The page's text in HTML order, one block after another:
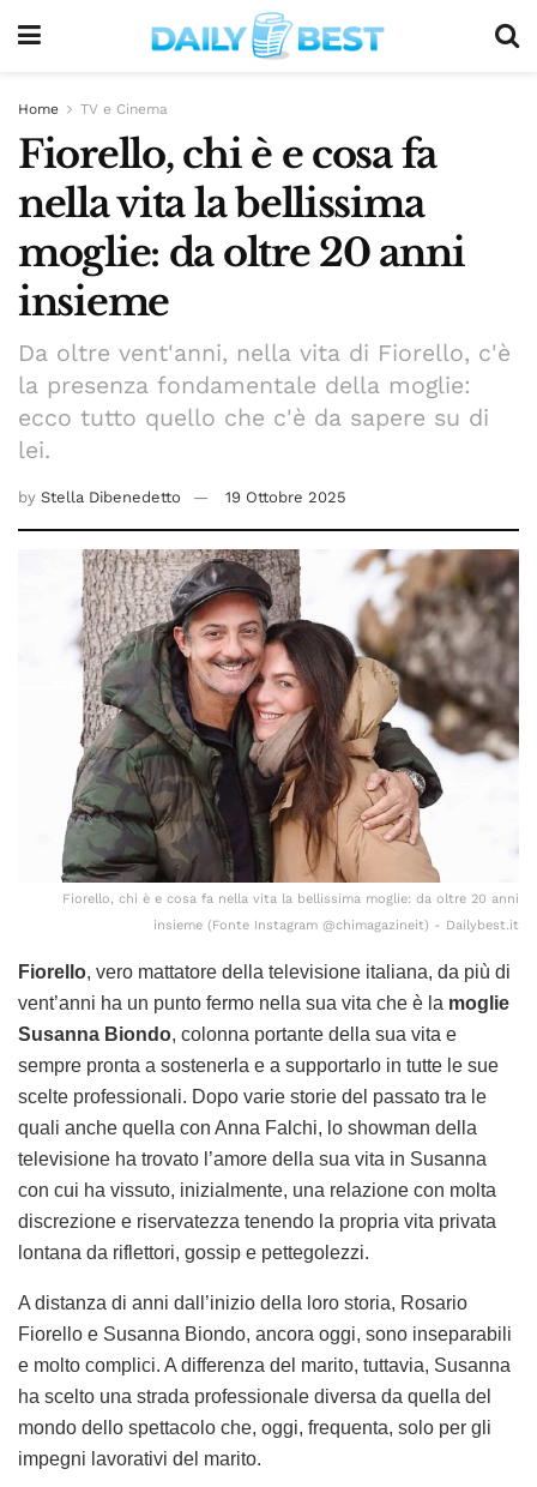
Home TV e Cinema
Fiorello, chi è e cosa fa
nella vita la bellissima
moglie: da oltre 20 anni
insieme
Da oltre vent'anni, nella vita di Fiorello, c'è
la presenza fondamentale della moglie:
ecco tutto quello che c'è da sapere su di
lei.
by Stella Dibenedetto 19 Ottobre 2025
Fiorello, chi è e cosa fa nella vita la bellissima moglie: da oltre 20 anni
insieme (Fonte Instagram @chimagazineit) - Dailybest.it
Fiorello, vero mattatore della televisione italiana, da più di
vent’anni ha un punto fermo nella sua vita che è la moglie
Susanna Biondo, colonna portante della sua vita e
sempre pronta a sostenerla e a supportarlo in tutte le sue
scelte professionali. Dopo varie storie del passato tra le
quali anche quella con Anna Falchi, lo showman della
televisione ha trovato l’amore della sua vita in Susanna
con cui ha vissuto, inizialmente, una relazione con molta
discrezione e riservatezza tenendo la propria vita privata
lontana da riflettori, gossip e pettegolezzi.
A distanza di anni dall’inizio della loro storia, Rosario
Fiorello e Susanna Biondo, ancora oggi, sono inseparabili
e molto complici. A differenza del marito, tuttavia, Susanna
ha scelto una strada professionale diversa da quella del
mondo dello spettacolo che, oggi, frequenta, solo per gli
impegni lavorativi del marito.